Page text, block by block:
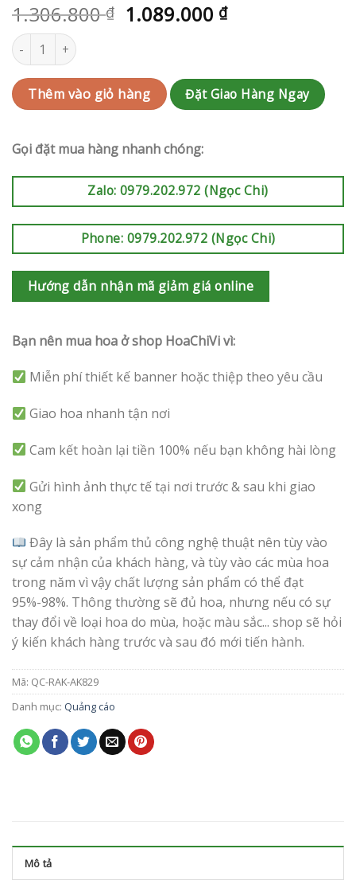
1.306.800₫ 1.089.000 ₫
Hoa chúc mừng Quận 10 | QC-RAK-AK829 số lượng
Thêm vào giỏ hàng Đặt Giao Hàng Ngay
Gọi đặt mua hàng nhanh chóng:
Zalo: 0979.202.972 (Ngọc Chi)
Phone: 0979.202.972 (Ngọc Chi)
Hướng dẫn nhận mã giảm giá online
Bạn nên mua hoa ở shop HoaChiVi vì:
Miễn phí thiết kế banner hoặc thiệp theo yêu cầu
Giao hoa nhanh tận nơi
Cam kết hoàn lại tiền 100% nếu bạn không hài lòng
Gửi hình ảnh thực tế tại nơi trước & sau khi giao
xong
Đây là sản phẩm thủ công nghệ thuật nên tùy vào
sự cảm nhận của khách hàng, và tùy vào các mùa hoa
trong năm vì vậy chất lượng sản phẩm có thể đạt
95%-98%. Thông thường sẽ đủ hoa, nhưng nếu có sự
thay đổi về loại hoa do mùa, hoặc màu sắc... shop sẽ hỏi
ý kiến khách hàng trước và sau đó mới tiến hành.
Mã: QC-RAK-AK829
Danh mục: Quảng cáo
Mô tả